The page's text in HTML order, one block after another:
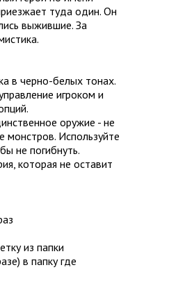
туда один. Он
выжившие. За
в черно-белых тонах.
игроком и
оружие - не
монстров. Используйте
не погибнуть.
которая не оставит
из папки
в папку где